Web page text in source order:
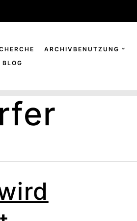
ARCHIVBENUTZUNG
BLOG